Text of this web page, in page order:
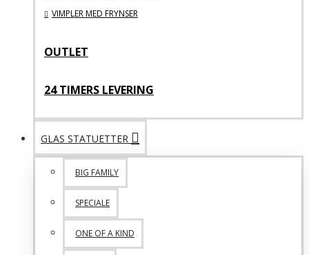
VIMPLER MED FRYNSER
OUTLET
24 TIMERS LEVERING
GLAS STATUETTER
BIG FAMILY
SPECIALE
ONE OF A KIND